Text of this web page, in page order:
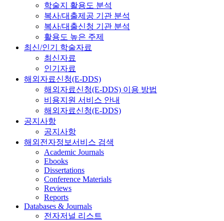
학술지 활용도 분석
복사/대출제공 기관 분석
복사/대출신청 기관 분석
활용도 높은 주제
최신/인기 학술자료
최신자료
인기자료
해외자료신청(E-DDS)
해외자료신청(E-DDS) 이용 방법
비용지원 서비스 안내
해외자료신청(E-DDS)
공지사항
공지사항
해외전자정보서비스 검색
Academic Journals
Ebooks
Dissertations
Conference Materials
Reviews
Reports
Databases & Journals
전자저널 리스트